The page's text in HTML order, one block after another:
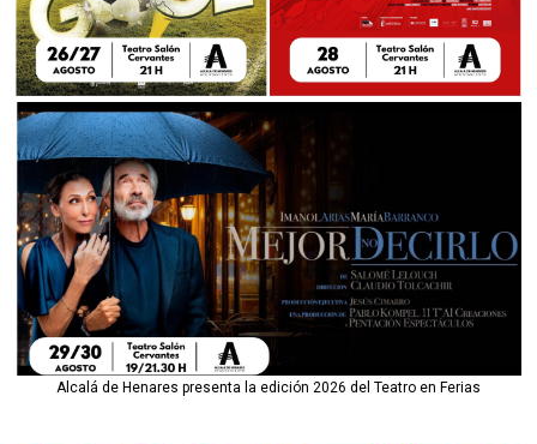
Alcalá de Henares presenta la edición 2026 del Teatro en Ferias